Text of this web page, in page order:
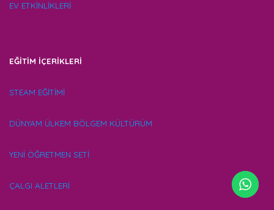
EV ETKİNLİKLERİ
EĞİTİM İÇERİKLERİ
STEAM EĞİTİMİ
DÜNYAM ÜLKEM BÖLGEM KÜLTÜRÜM
YENİ ÖĞRETMEN SETİ
ÇALGI ALETLERİ